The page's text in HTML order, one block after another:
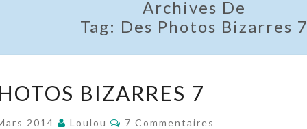
Archives De
Tag: Des Photos Bizarres 7
BIZARRES
BIZARRES 7
2014 Loulou Commentaires
7 Commentaires